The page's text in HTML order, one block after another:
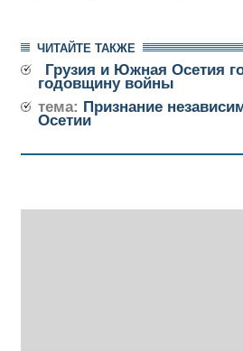
ЧИТАЙТЕ ТАКЖЕ
Грузия и Южная Осетия
годовщину войны
тема: Признание
Осетии